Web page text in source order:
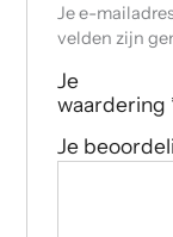
Je e-
velden zijn
Je
waardering
Je